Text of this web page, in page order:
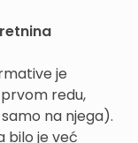
je
redu,
na njega).
bilo je već